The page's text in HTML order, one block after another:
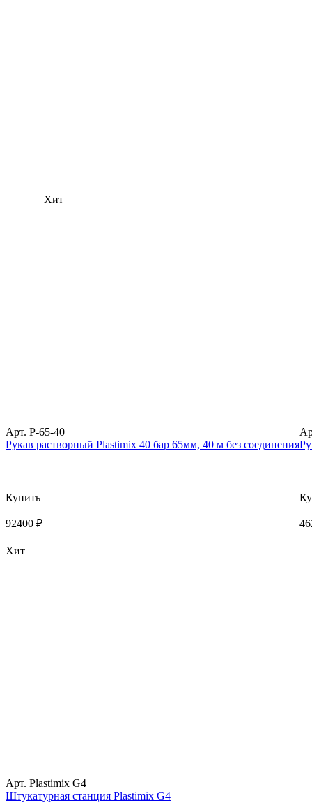
Хит
Арт. P-65-40
Рукав растворный Plastimix 40 бар 65мм, 40 м без соединения
Купить
92400 ₽
Хит
Арт. Plastimix G4
Штукатурная станция Plastimix G4